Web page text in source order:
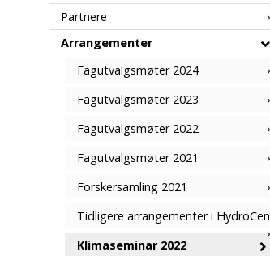
Partnere
Arrangementer
Fagutvalgsmøter 2024
Fagutvalgsmøter 2023
Fagutvalgsmøter 2022
Fagutvalgsmøter 2021
Forskersamling 2021
Tidligere arrangementer i HydroCen
Klimaseminar 2022